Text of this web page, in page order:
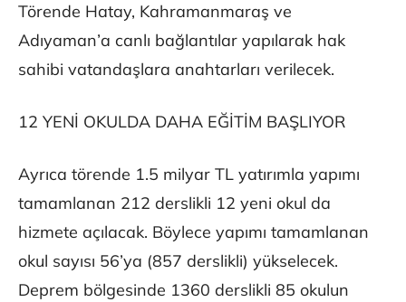
Törende Hatay, Kahramanmaraş ve
Adıyaman’a canlı bağlantılar yapılarak hak
sahibi vatandaşlara anahtarları verilecek.
12 YENİ OKULDA DAHA EĞİTİM BAŞLIYOR
Ayrıca törende 1.5 milyar TL yatırımla yapımı
tamamlanan 212 derslikli 12 yeni okul da
hizmete açılacak. Böylece yapımı tamamlanan
okul sayısı 56’ya (857 derslikli) yükselecek.
Deprem bölgesinde 1360 derslikli 85 okulun